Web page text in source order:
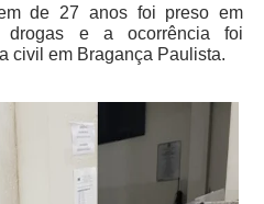
de 27 anos foi preso em
drogas e a ocorrência foi
civil em Bragança Paulista.